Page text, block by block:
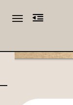
Toggle navigation